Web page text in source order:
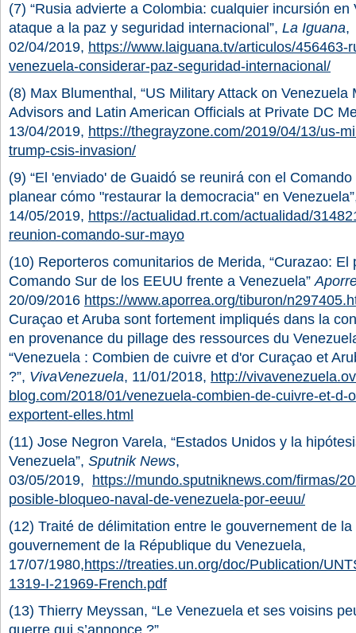
(7) “Rusia advierte a Colombia: cualquier incursión
ataque a la paz y seguridad internacional”, La Iguana,
02/04/2019, https://www.laiguana.tv/articulos/456463-
venezuela-considerar-paz-seguridad-internacional/
(8) Max Blumenthal, “US Military Attack on Venezuela
Advisors and Latin American Officials at Private DC
13/04/2019, https://thegrayzone.com/2019/04/13/us-
trump-csis-invasion/
(9) “El 'enviado' de Guaidó se reunirá con el
planear cómo "restaurar la democracia" en
14/05/2019, https://actualidad.rt.com/actualidad/
reunion-comando-sur-mayo
(10) Reporteros comunitarios de Merida, “Curazao:
Comando Sur de los EEUU frente a Venezuela”
20/09/2016 https://www.aporrea.org/tiburon/
Curaçao et Aruba sont fortement impliqués dans la
en provenance du pillage des ressources du
“Venezuela : Combien de cuivre et d'or Curaçao et
?”, VivaVenezuela, 11/01/2018, http://
blog.com/2018/01/venezuela-combien-de-cuivre-et-d-
exportent-elles.html
(11) Jose Negron Varela, “Estados Unidos y la
Venezuela”, Sputnik News,
03/05/2019, https://mundo.sputniknews.com/firmas/
posible-bloqueo-naval-de-venezuela-por-eeuu/
(12) Traité de délimitation entre le gouvernement de
gouvernement de la République du Venezuela,
17/07/1980,https://treaties.un.org/doc/Publication/
1319-I-21969-French.pdf
(13) Thierry Meyssan, “Le Venezuela et ses voisins
guerre qui s’annonce ?”,